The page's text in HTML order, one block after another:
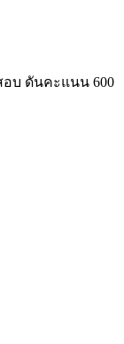
บ ดันคะแนน 600